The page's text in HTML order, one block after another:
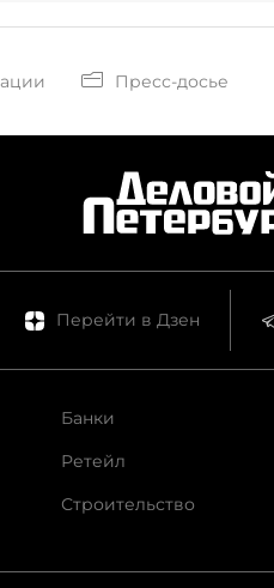
Пресс-досье
Перейти в Дзен
Банки
Ретейл
Строительство